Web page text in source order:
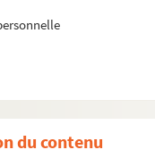
du contenu